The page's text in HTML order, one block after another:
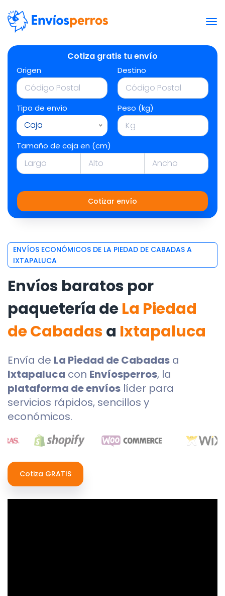
Cotiza gratis tu envío
Origen Destino
Tipo de envío
Caja
Peso (kg)
Tamaño de caja en (cm)
Cotizar envío
ENVÍOS ECONÓMICOS DE LA PIEDAD DE CABADAS A
IXTAPALUCA
Envíos baratos por
paquetería deLa Piedad
de Cabadasa Ixtapaluca
Envía de La Piedad de Cabadas a
Ixtapaluca con Envíosperros, la
plataforma de envíos líder para
servicios rápidos, sencillos y
económicos.
Cotiza GRATIS